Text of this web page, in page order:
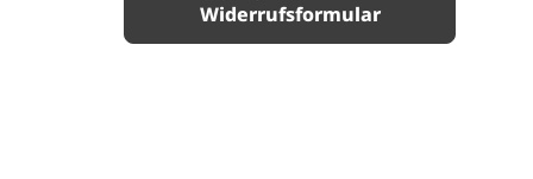
Widerrufsformular